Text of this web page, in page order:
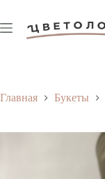
сути
Главная Букеты